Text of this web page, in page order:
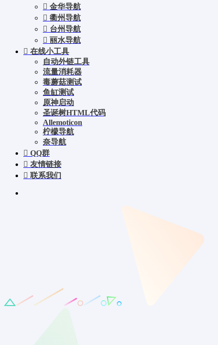
金华导航
衢州导航
台州导航
丽水导航
在线小工具
自动外链工具
流量消耗器
毒蘑菇测试
鱼缸测试
原神启动
圣诞树HTML代码
Allemoticon
柠檬导航
奈导航
QQ群
友情链接
联系我们